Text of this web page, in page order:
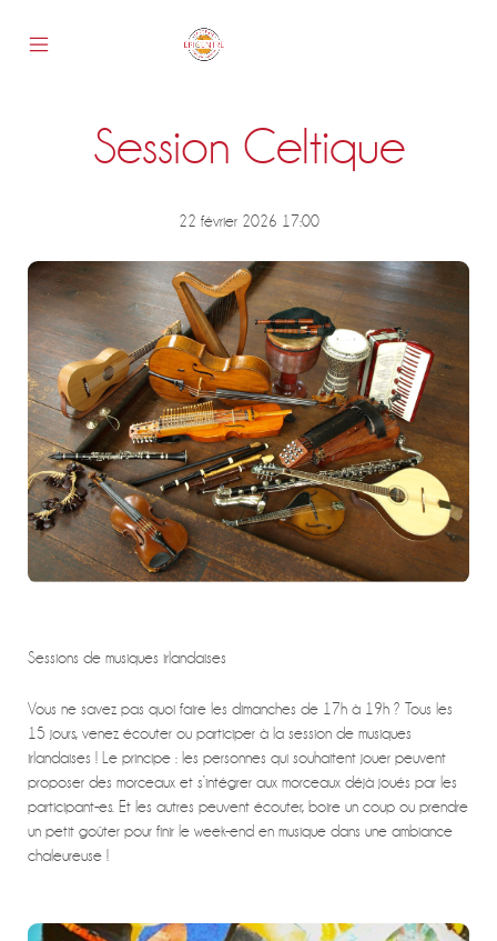
Session Celtique
22 février 2026 17:00
Sessions de musiques irlandaises
Vous ne savez pas quoi faire les dimanches de 17h à 19h ? Tous les
15 jours, venez écouter ou participer à la session de musiques
irlandaises ! Le principe : les personnes qui souhaitent jouer peuvent
proposer des morceaux et s’intégrer aux morceaux déjà joués par les
participant-es. Et les autres peuvent écouter, boire un coup ou prendre
un petit goûter pour finir le week-end en musique dans une ambiance
chaleureuse !